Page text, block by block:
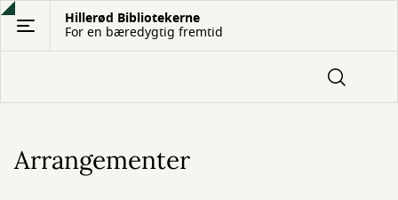
Gå
hovedindhold
Hillerød Bibliotekerne
For en bæredygtig fremtid
Arrangementer